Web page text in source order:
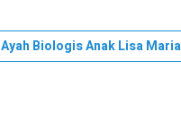
Ayah Biologis Anak Lisa